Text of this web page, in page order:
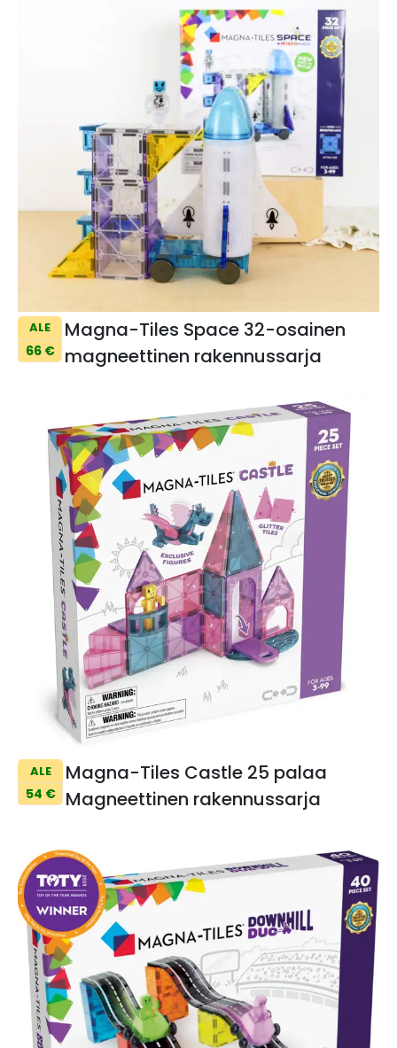
ALE
66 €
Magna-Tiles Space 32-osainen
magneettinen rakennussarja
ALE
54 €
Magna-Tiles Castle 25 palaa
Magneettinen rakennussarja